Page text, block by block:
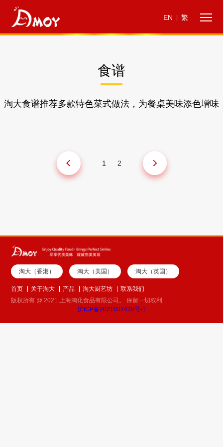
EN 繁
食谱
淘大食谱推荐多款特色菜式做法，为餐桌美味添色增味
1 2
淘大（香港） 淘大（美国） 淘大（英国）
首页 关于淘大 产品 淘大厨艺坊
联系我们
版权所有 @ 2021 上海淘化食品有限公司。 保留一切权利
沪ICP备2021037439号-1